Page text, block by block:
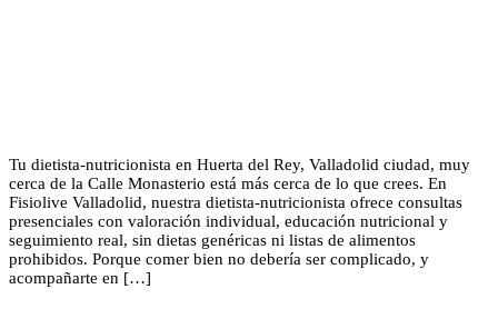
Tu dietista-nutricionista en Huerta del Rey, Valladolid ciudad, muy
cerca de la Calle Monasterio está más cerca de lo que crees. En
Fisiolive Valladolid, nuestra dietista-nutricionista ofrece consultas
presenciales con valoración individual, educación nutricional y
seguimiento real, sin dietas genéricas ni listas de alimentos
prohibidos. Porque comer bien no debería ser complicado, y
acompañarte en […]